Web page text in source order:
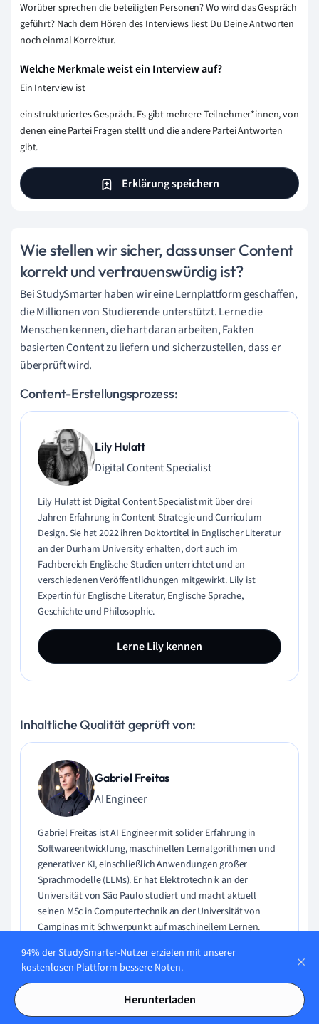
Worüber sprechen die beteiligten Personen? Wo wird das Gespräch
geführt? Nach dem Hören des Interviews liest Du Deine Antworten
noch einmal Korrektur.
Welche Merkmale weist ein Interview auf?
Ein Interview ist
ein strukturiertes Gespräch. Es gibt mehrere Teilnehmer*innen, von
denen eine Partei Fragen stellt und die andere Partei Antworten
gibt.
Erklärung speichern
Wie stellen wir sicher, dass unser Content
korrekt und vertrauenswürdig ist?
Bei StudySmarter haben wir eine Lernplattform geschaffen,
die Millionen von Studierende unterstützt. Lerne die
Menschen kennen, die hart daran arbeiten, Fakten
basierten Content zu liefern und sicherzustellen, dass er
überprüft wird.
Content-Erstellungsprozess:
Lily Hulatt
Digital Content Specialist
Lily Hulatt ist Digital Content Specialist mit über drei
Jahren Erfahrung in Content-Strategie und Curriculum-
Design. Sie hat 2022 ihren Doktortitel in Englischer Literatur
an der Durham University erhalten, dort auch im
Fachbereich Englische Studien unterrichtet und an
verschiedenen Veröffentlichungen mitgewirkt. Lily ist
Expertin für Englische Literatur, Englische Sprache,
Geschichte und Philosophie.
Lerne Lily kennen
Inhaltliche Qualität geprüft von:
Gabriel Freitas
AI Engineer
Gabriel Freitas ist AI Engineer mit solider Erfahrung in
Softwareentwicklung, maschinellen Lernalgorithmen und
generativer KI, einschließlich Anwendungen großer
Sprachmodelle (LLMs). Er hat Elektrotechnik an der
Universität von São Paulo studiert und macht aktuell
seinen MSc in Computertechnik an der Universität von
Campinas mit Schwerpunkt auf maschinellem Lernen.
Engineering und hat an Projekten zu Computer Vision,
Embedded AI und LLM-Anwendungen gearbeitet.
Lerne Gabriel kennen
94% der StudySmarter-Nutzer erzielen mit unserer
kostenlosen Plattform bessere Noten.
Herunterladen